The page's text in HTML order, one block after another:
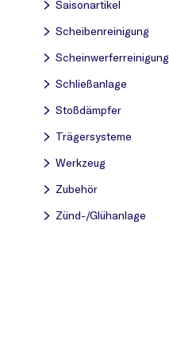
Saisonartikel
Scheibenreinigung
Scheinwerferreinigung
Schließanlage
Stoßdämpfer
Trägersysteme
Werkzeug
Zubehör
Zünd-/Glühanlage